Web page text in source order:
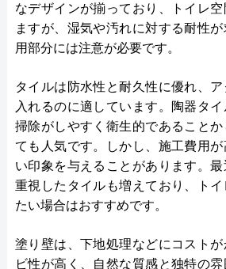
なデザインが揃っており、トイレ
ますが、湿気や汚れに対する耐性
用部分には注意が必要です。
タイルは防水性と耐久性に優れ、
入れるのに適しています。陶器タイ
掃除がしやすく衛生的であること
ても人気です。しかし、施工費用
い印象を与えることがあります。
重視したタイルも増えており、ト
たい場合はおすすめです。
塗り壁は、下地処理などにコスト
ビ性が高く、自然な質感と独特の